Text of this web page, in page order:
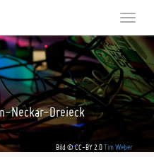
Neckar-Dreieck
Bild © CC-BY 2.0 Tim Weber